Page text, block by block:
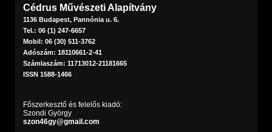
Cédrus Művészeti Alapítvány
1136 Budapest, Pannónia u. 6.
Tel.: 06 (1) 247-6657
Mobil: 06 (30) 511-3762
Adószám: 18110661-2-41
Számlaszám: 11713012-21181665
ISSN 1588-1466
Főszerkesztő és felelős kiadó:
Szondi György
szon46gy@gmail.com